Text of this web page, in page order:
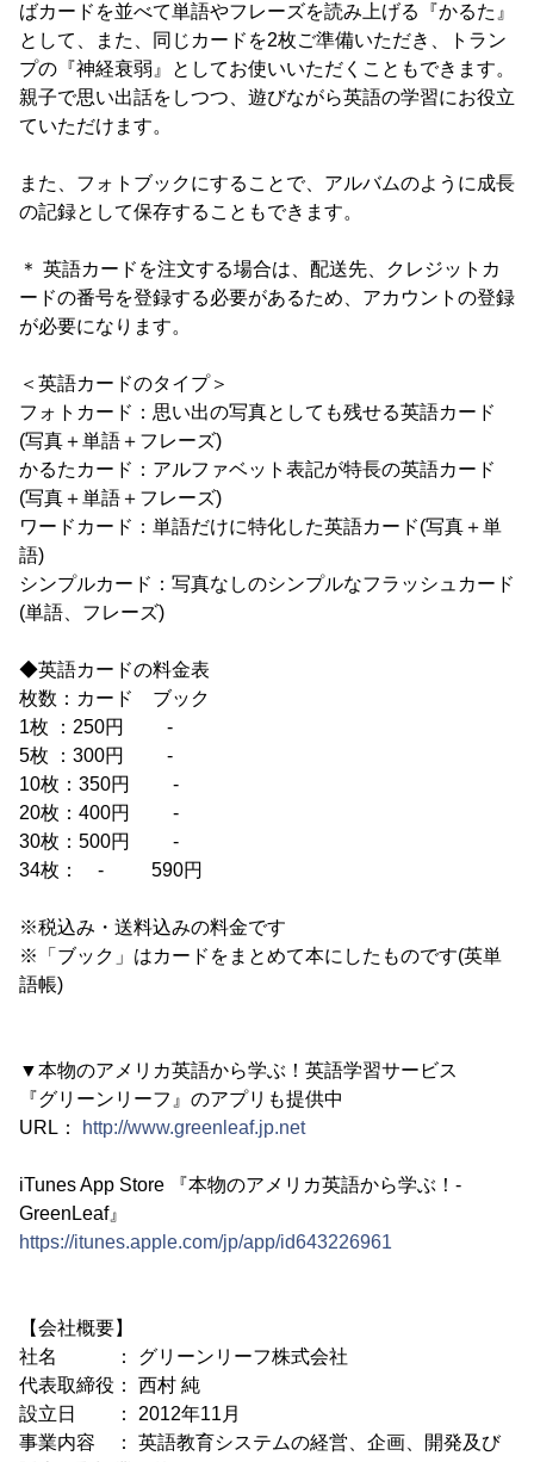
ばカードを並べて単語やフレーズを読み上げる『かるた』
として、また、同じカードを2枚ご準備いただき、トラン
プの『神経衰弱』としてお使いいただくこともできます。
親子で思い出話をしつつ、遊びながら英語の学習にお役立
ていただけます。
また、フォトブックにすることで、アルバムのように成長
の記録として保存することもできます。
＊ 英語カードを注文する場合は、配送先、クレジットカ
ードの番号を登録する必要があるため、アカウントの登録
が必要になります。
＜英語カードのタイプ＞
フォトカード：思い出の写真としても残せる英語カード
(写真＋単語＋フレーズ)
かるたカード：アルファベット表記が特長の英語カード
(写真＋単語＋フレーズ)
ワードカード：単語だけに特化した英語カード(写真＋単
語)
シンプルカード：写真なしのシンプルなフラッシュカード
(単語、フレーズ)
◆英語カードの料金表
枚数：カード ブック
1枚 ：250円 -
5枚 ：300円 -
10枚：350円 -
20枚：400円 -
30枚：500円 -
34枚： - 590円
※税込み・送料込みの料金です
※「ブック」はカードをまとめて本にしたものです(英単
語帳)
▼本物のアメリカ英語から学ぶ！英語学習サービス
『グリーンリーフ』のアプリも提供中
URL：
http://www.greenleaf.jp.net
iTunes App Store 『本物のアメリカ英語から学ぶ！-
GreenLeaf』
https://itunes.apple.com/jp/app/id643226961
【会社概要】
社名 ： グリーンリーフ株式会社
代表取締役： 西村 純
設立日 ： 2012年11月
事業内容 ： 英語教育システムの経営、企画、開発及び